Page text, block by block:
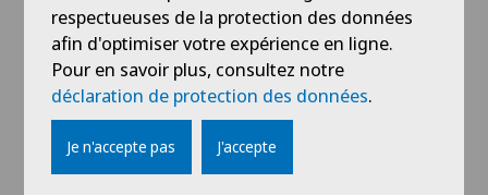
respectueuses de la protection des données
afin d'optimiser votre expérience en ligne.
Pour en savoir plus, consultez notre
déclaration de protection des données.
Je n'accepte pas J'accepte